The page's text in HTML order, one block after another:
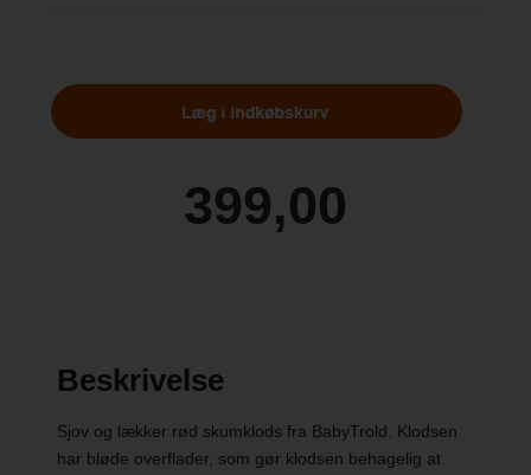
Beskrivelse
Sjov og lækker rød skumklods fra BabyTrold. Klodsen
har bløde overflader, som gør klodsen behagelig at